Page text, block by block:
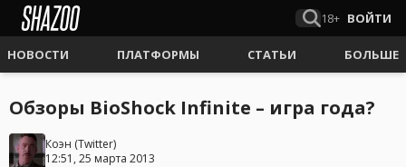
18+ ВОЙТИ
НОВОСТИ ПЛАТФОРМЫ СТАТЬИ БОЛЬШЕ
Обзоры BioShock Infinite – игра года?
Коэн (Twitter)
12:51, 25 марта 2013